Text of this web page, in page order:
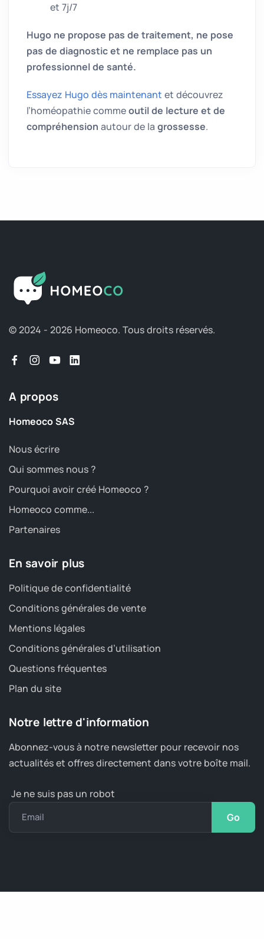
et 7j/7
Hugo ne propose pas de traitement, ne pose
pas de diagnostic et ne remplace pas un
professionnel de santé.
Essayez Hugo dès maintenant et découvrez
l’homéopathie commeoutil de lecture et de
compréhension autour de la grossesse.
© 2024 - 2026 Homeoco. Tous droits réservés.
A propos
Homeoco SAS
Nous écrire
Qui sommes nous ?
Pourquoi avoir créé Homeoco ?
Homeoco comme...
Partenaires
En savoir plus
Politique de confidentialité
Conditions générales de vente
Mentions légales
Conditions générales d’utilisation
Questions fréquentes
Plan du site
Notre lettre d'information
Abonnez-vous à notre newsletter pour recevoir nos
actualités et offres directement dans votre boîte mail.
Je ne suis pas un robot
Email